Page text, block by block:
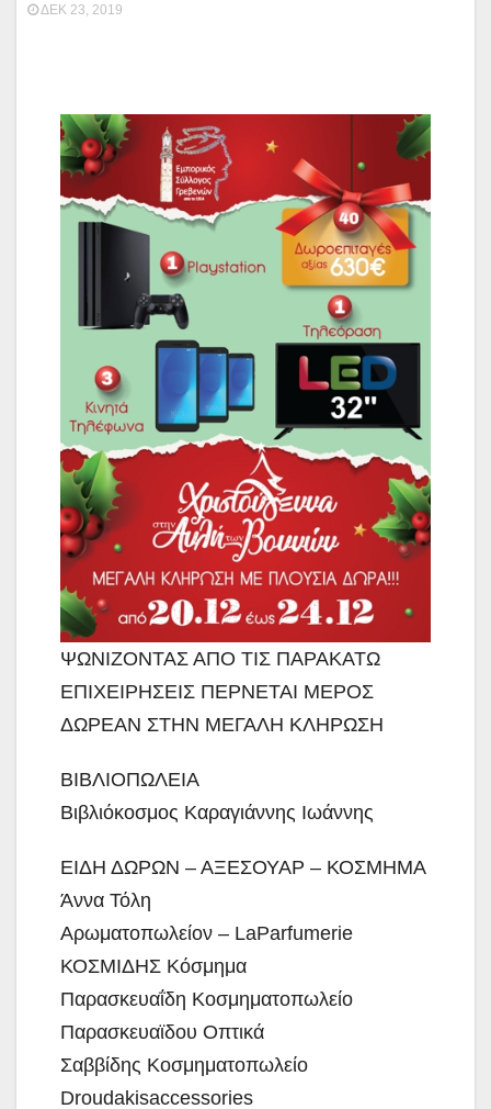
ΔΕΚ 23, 2019
ΨΩΝΙΖΟΝΤΑΣ ΑΠΟ ΤΙΣ ΠΑΡΑΚΑΤΩ
ΕΠΙΧΕΙΡΗΣΕΙΣ ΠΕΡΝΕΤΑΙ ΜΕΡΟΣ
ΔΩΡΕΑΝ ΣΤΗΝ ΜΕΓΑΛΗ ΚΛΗΡΩΣΗ
ΒΙΒΛΙΟΠΩΛΕΙΑ
Βιβλιόκοσμος Καραγιάννης Ιωάννης
ΕΙΔΗ ΔΩΡΩΝ – ΑΞΕΣΟΥΑΡ – ΚΟΣΜΗΜΑ
Άννα Τόλη
Αρωματοπωλείον – LaParfumerie
ΚΟΣΜΙΔΗΣ Κόσμημα
Παρασκευαΐδη Κοσμηματοπωλείο
Παρασκευαϊδου Οπτικά
Σαββίδης Κοσμηματοπωλείο
Droudakisaccessories